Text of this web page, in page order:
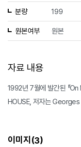
분량 199
원본여부 원본
자료 내용
1992년 7월에 발간된 『
HOUSE, 저자는
이미지(3)